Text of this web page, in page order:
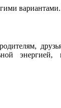
энергией,